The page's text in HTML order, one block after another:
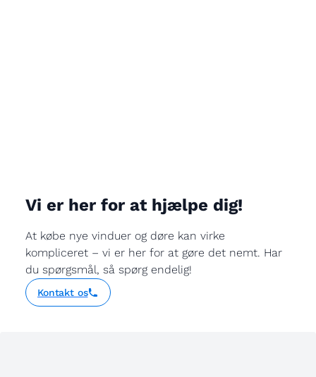
Vi er her for at hjælpe dig!
At købe nye vinduer og døre kan virke
kompliceret – vi er her for at gøre det nemt. Har
du spørgsmål, så spørg endelig!
Kontakt os